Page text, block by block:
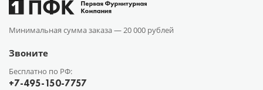
Минимальная сумма заказа —20 000 рублей
Звоните
Бесплатно по РФ:
+7-495-150-7757